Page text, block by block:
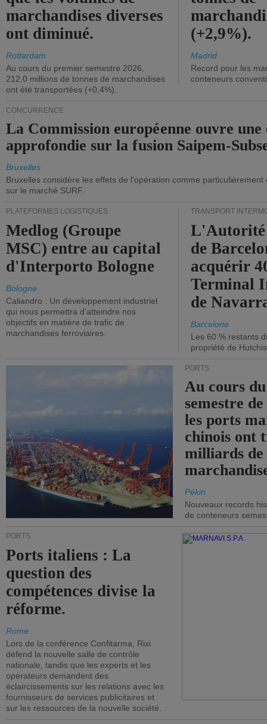
marchandises diverses
ont diminué.
Rotterdam
Au cours du premier semestre 2026,
212,0 millions de tonnes de marchandises
ont été transportées (+0,4%).
(+2,9%).
Madrid
Record pour les
conteneurs
CONCURRENCE
La Commission européenne ouvre une
approfondie sur la fusion Saipem-
Bruxelles
Bruxelles considère les effets de l'opération comme
sur le marché SURF.
PLATEFORMES LOGISTIQUES
Medlog (Groupe
MSC) entre au capital
d'Interporto Bologne
Bologne
Caliandro : Un développement industriel
qui nous permettra d'atteindre nos
objectifs en matière de trafic de
marchandises ferroviaires.
TRANSPORT
de
acquérir
Terminal
de
Barcelone
Les 60 % restants
propriété de
PORTS
Au cours
semestre
les ports
chinois ont
milliards de
Pékin
Nouveaux records
de conteneurs
PORTS
Ports italiens : La
question des
compétences divise la
réforme.
Rome
Lors de la conférence Confitarma, Rixi
défend la nouvelle salle de contrôle
nationale, tandis que les experts et les
opérateurs demandent des
éclaircissements sur les relations avec les
fournisseurs de services publicitaires et
sur les ressources de la nouvelle société.